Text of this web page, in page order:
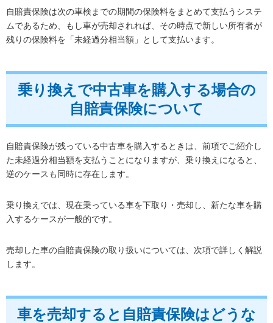
自賠責保険は次の車検までの期間の保険料をまとめて支払うシステ
ムであるため、もし車が売却されれば、その時点で新しい所有者が
残りの保険料を「未経過分相当額」として支払います。
乗り換えで中古車を購入する場合の
自賠責保険について
自賠責保険が残っている中古車を購入するときは、前項でご紹介し
た未経過分相当額を支払うことになりますが、乗り換えになると、
逆のケースも同時に存在します。
乗り換えでは、現在乗っている車を下取り・売却し、新たな車を購
入するケースが一般的です。
売却した車の自賠責保険の取り扱いについては、次項で詳しく解説
します。
車を売却すると自賠責保険はどうな